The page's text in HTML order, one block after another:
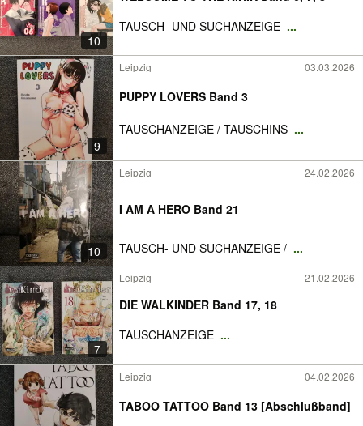
10
TAUSCH- UND SUCHANZEIGE ...
9
Leipzig 03.03.2026
PUPPY LOVERS Band 3
TAUSCHANZEIGE / TAUSCHINS ...
10
Leipzig 24.02.2026
I AM A HERO Band 21
TAUSCH- UND SUCHANZEIGE / ...
7
Leipzig 21.02.2026
DIE WALKINDER Band 17, 18
TAUSCHANZEIGE ...
Leipzig 04.02.2026
TABOO TATTOO Band 13 [Abschlußband]